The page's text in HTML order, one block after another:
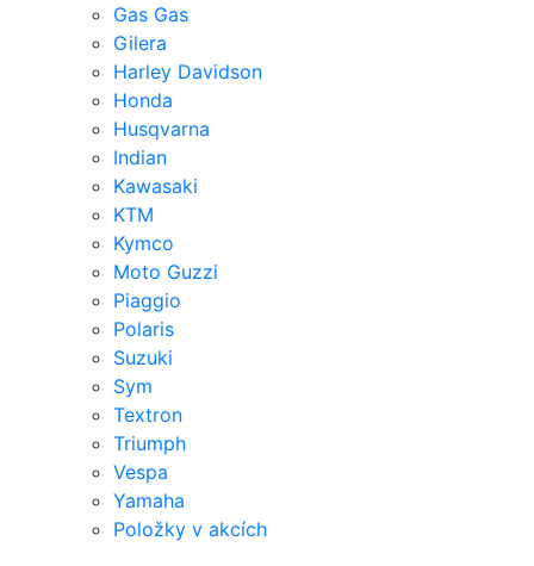
Gas Gas
Gilera
Harley Davidson
Honda
Husqvarna
Indian
Kawasaki
KTM
Kymco
Moto Guzzi
Piaggio
Polaris
Suzuki
Sym
Textron
Triumph
Vespa
Yamaha
Položky v akcích